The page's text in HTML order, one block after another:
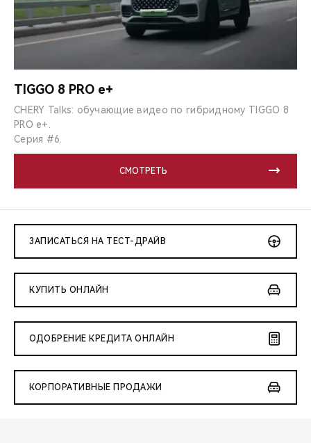
TIGGO 8 PRO e+
CHERY Talks: обучающие видео по гибридному TIGGO 8
PRO e+.
Серия #6.
СМОТРЕТЬ
ЗАПИСАТЬСЯ НА ТЕСТ-ДРАЙВ
КУПИТЬ ОНЛАЙН
ОДОБРЕНИЕ КРЕДИТА ОНЛАЙН
КОРПОРАТИВНЫЕ ПРОДАЖИ